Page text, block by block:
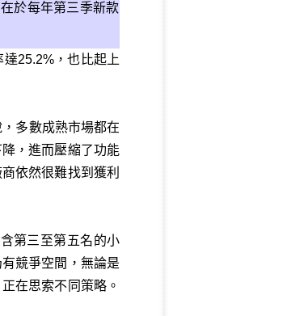
於每年第三季新款
25.2%，也比起上
多數成熟市場都在
，進而壓縮了功能
依然很難找到獲利
第三至第五名的小
競爭空間，無論是
在思索不同策略。